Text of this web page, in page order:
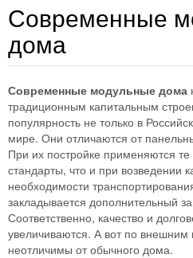
Современные
дома
Современные модульные дома
традиционным капитальным
популярность не только в
мире. Они отличаются от
При их постройке применяются
стандарты, что и при возведении
необходимости
закладывается дополнительный
Соответственно, качество и
увеличиваются. А вот по внешним
неотличимы от обычного дома.